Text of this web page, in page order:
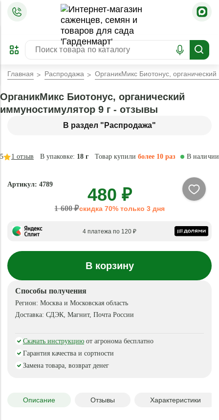
ПРЕДЗАКАЗ
ЗАБРОНИРОВАТЬ
ЛУЧШЕЕ
Главная Распродажа ОрганикМикс Биотонус,
В раздел "Распродажа"
ОрганикМикс Биотонус, органический
иммуностимулятор 9 г - отзывы
В упаковке: 18 г Товар купили более 10 раз
5 1 отзыв В наличии
Натурально
Артикул: 4789
480 ₽
1 600 ₽скидка 70% только 3 дня
4 платежа по 120 ₽
В корзину
Способы получения
Регион: Москва и Московская область
Доставка: СДЭК, Магнит, Почта России
Скачать инструкцию от агронома бесплатно
Гарантия качества и сортности
Замена товара, возврат денег
Описание Отзывы Характеристики